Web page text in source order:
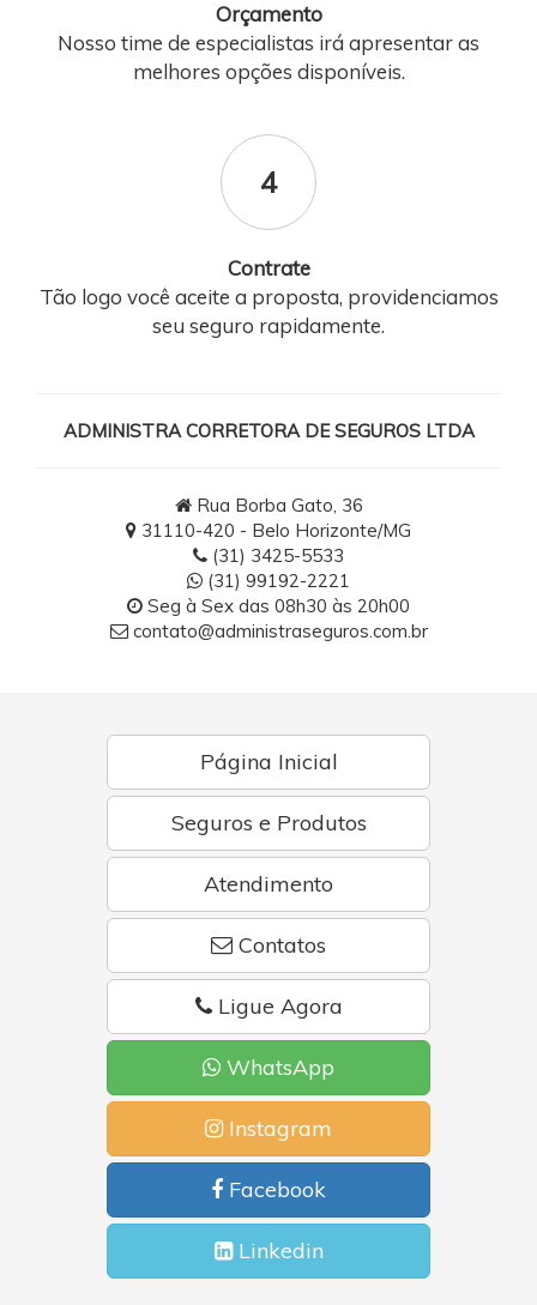
Orçamento
Nosso time de especialistas irá apresentar as
melhores opções disponíveis.
4
Contrate
Tão logo você aceite a proposta, providenciamos
seu seguro rapidamente.
ADMINISTRA CORRETORA DE SEGUROS LTDA
Rua Borba Gato, 36
31110-420 - Belo Horizonte/MG
(31) 3425-5533
(31) 99192-2221
Seg à Sex das 08h30 às 20h00
contato@administraseguros.com.br
Página Inicial
Seguros e Produtos
Atendimento
Contatos
Ligue Agora
WhatsApp
Instagram
Facebook
Linkedin